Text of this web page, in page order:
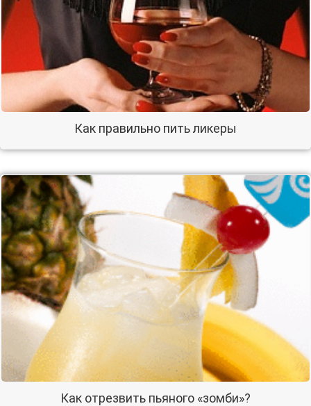
Как правильно пить ликеры
Как отрезвить пьяного «зомби»?